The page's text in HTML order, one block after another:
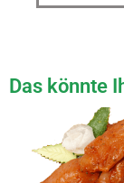
Das könnte